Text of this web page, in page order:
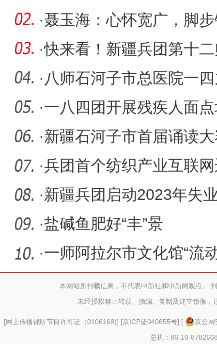
文旅高质
·聂玉海：心怀宽广，脚
·快来看！新疆兵团第十
丰收
· 八师石河子市总医院一
甲等医院
·一八四团开展残疾人面
·新疆石河子市首届诵读
市民政局
·兵团首个纺织产业互联
·新疆兵团启动2023年失
·盐碱鱼肥好“丰”景
·一师阿拉尔市文化馆“流
进十本网站所刊载信息，不代表中新社和中新网观点。
未经授权禁止转载、摘编、复制及建立镜像，
[网上传播视听节目许可证（0106168)] [京ICP证040655号] [
京公
总机：86-10-